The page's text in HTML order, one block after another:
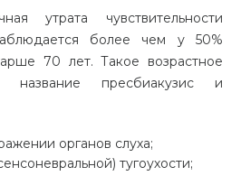
утрата чувствительности
более чем у 50%
70 лет. Такое возрастное
название пресбиакузис и
органов слуха;
тугоухости;